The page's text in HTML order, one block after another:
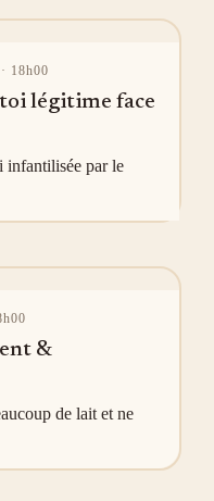
18h00
légitime face
infantilisée par le
&
de lait et ne